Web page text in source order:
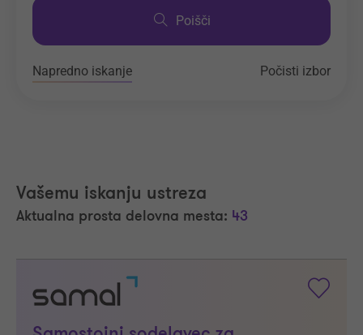
Poišči
Napredno iskanje Počisti izbor
Vašemu iskanju ustreza
Aktualna prosta delovna mesta: 43